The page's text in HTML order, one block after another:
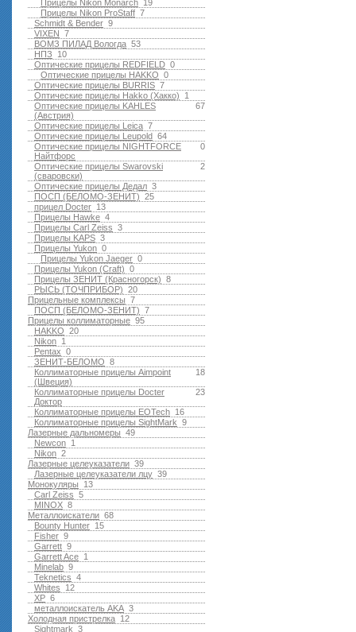
19
Прицелы Nikon Monarch
7
Прицелы Nikon ProStaff
9
Schmidt & Bender
7
VIXEN
53
ВОМЗ ПИЛАД Вологда
10
НПЗ
0
Оптические прицелы REDFIELD
0
Оптические прицелы HAKKO
7
Оптические прицелы BURRIS
1
Оптические прицелы Hakko (Хакко)
67
Оптические прицелы KAHLES
(Австрия)
7
Оптические прицелы Leica
64
Оптические прицелы Leupold
0
Оптические прицелы NIGHTFORCE
Найтфорс
2
Оптические прицелы Swarovski
(сваровски)
3
Оптические прицелы Дедал
25
ПОСП (БЕЛОМО-ЗЕНИТ)
13
прицел Docter
4
Прицелы Hawke
3
Прицелы Carl Zeiss
3
Прицелы KAPS
0
Прицелы Yukon
0
Прицелы Yukon Jaeger
0
Прицелы Yukon (Craft)
8
Прицелы ЗЕНИТ (Красногорск)
20
РЫСЬ (ТОЧПРИБОР)
7
Прицельные комплексы
7
ПОСП (БЕЛОМО-ЗЕНИТ)
95
Прицелы коллиматорные
20
HAKKO
1
Nikon
0
Pentax
8
ЗЕНИТ-БЕЛОМО
18
Коллиматорные прицелы Aimpoint
(Швеция)
23
Коллиматорные прицелы Docter
Доктор
16
Коллиматорные прицелы EOTech
9
Коллиматорные прицелы SightMark
49
Лазерные дальномеры
1
Newcon
2
Nikon
39
Лазерные целеуказатели
39
Лазерные целеуказатели лцу
13
Монокуляры
5
Carl Zeiss
8
MINOX
68
Металлоискатели
15
Bounty Hunter
9
Fisher
9
Garrett
1
Garrett Ace
9
Minelab
4
Teknetics
12
Whites
6
XP
3
металлоискатель AKA
12
Холодная пристрелка
3
Sightmark